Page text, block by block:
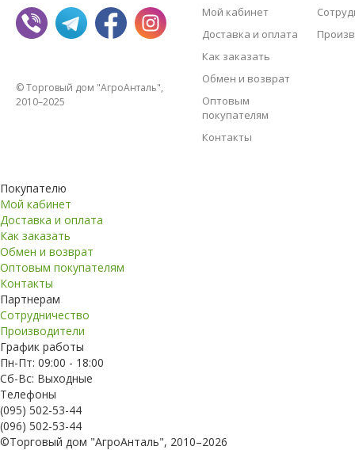
© Торговый дом "АгроАнталь",
2010–2025
Мой кабинет
Доставка и оплата
Как заказать
Обмен и возврат
Оптовым
покупателям
Контакты
Покупателю
Мой кабинет
Доставка и оплата
Как заказать
Обмен и возврат
Оптовым покупателям
Контакты
Партнерам
Сотрудничество
Производители
График работы
Пн-Пт: 09:00 - 18:00
Сб-Вс: Выходные
Телефоны
(095) 502-53-44
(096) 502-53-44
©Торговый дом "АгроАнталь", 2010–2026